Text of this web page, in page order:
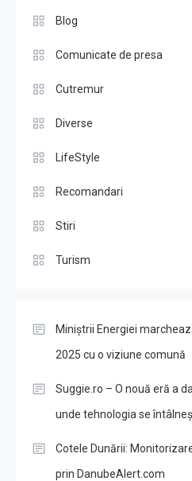
Blog
Comunicate de presa
Cutremur
Diverse
LifeStyle
Recomandari
Stiri
Turism
Miniștrii Energiei
2025 cu o viziune comună
Suggie.ro – O nouă eră a
unde tehnologia se
Cotele Dunării:
prin DanubeAlert.com